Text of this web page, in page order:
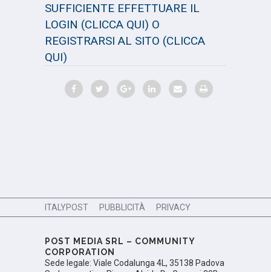
SUFFICIENTE EFFETTUARE IL
LOGIN (CLICCA QUI) O
REGISTRARSI AL SITO (CLICCA
QUI)
ITALYPOST PUBBLICITÀ PRIVACY
POST MEDIA SRL – COMMUNITY
CORPORATION
Sede legale: Viale Codalunga 4L, 35138 Padova